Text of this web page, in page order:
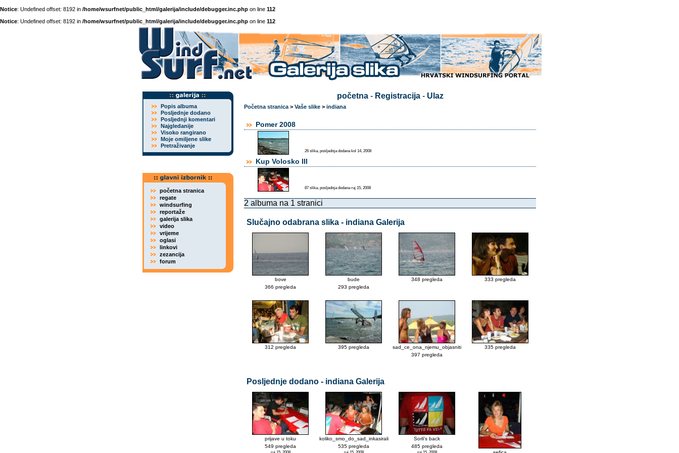
Notice: Undefined offset: 8192 in /home/wsurfnet/public_html/galerija/include/debugger.inc.php on line 112
Notice: Undefined offset: 8192 in /home/wsurfnet/public_html/galerija/include/debugger.inc.php on line 112
Popis albuma
Posljednje dodano
Posljednji komentari
Najgledanije
Visoko rangirano
Moje omiljene slike
Pretraživanje
početna stranica
regate
windsurfing
reportaže
galerija slika
video
vrijeme
oglasi
linkovi
zezancija
forum
početna- Registracija- Ulaz
Početna stranica > Vaše slike > indiana
Pomer 2008
26 slika, posljednja dodana kol 14, 2008
Kup Volosko III
87 slika, posljednja dodana ruj 15, 2008
2 albuma na 1 stranici
Slučajno odabrana slika - indiana Galerija
bove
366 pregleda
bude
293 pregleda
348 pregleda 333 pregleda
312 pregleda 395 pregleda
sad_ce_ona_njemu_objasniti
397 pregleda
335 pregleda
Posljednje dodano - indiana Galerija
prijave u toku
549 pregleda
koliko_smo_do_sad_inkasirali
535 pregleda
Sorli's back
485 pregleda